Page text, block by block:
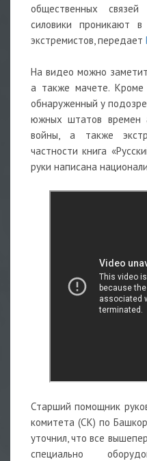
общественных
силовики проникают
экстремистов, передает
На видео можно
а также мачете. Кроме
обнаруженный у
южных штатов времен
войны, а также
частности книга
руки написана
Старший помощник
комитета (СК) по
уточнил, что все
специально